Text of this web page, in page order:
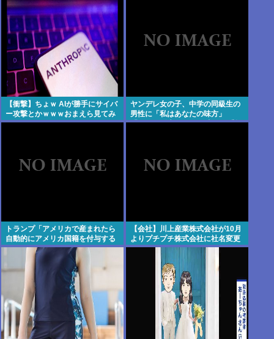
【衝撃】ちょｗ AIが勝手にサイバ
ー攻撃とかｗｗｗおまえら見てみ
ろｗｗｗ
ヤンデレ女の子、中学の同級生の
男性に「私はあなたの味方」
「LINEに追加して」と書いた手帳
トランプ「アメリカで産まれたら
自動的にアメリカ国籍を付与する
のをやめる！」
【会社】川上産業株式会社が10月
よりプチプチ株式会社に社名変更